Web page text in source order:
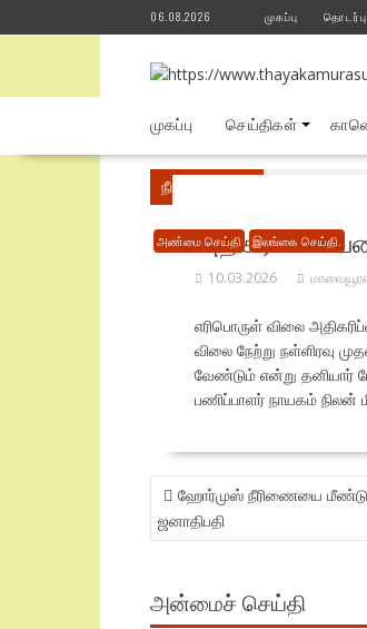
to
06.08.2026 முகப்பு
முகப்பு செய்திகள்
நீங்கள் இங்கே
அண்மை செய்தி இலங்கை செய்தி.
அதிகரிக்க
10.03.2026
எரிபொருள் விலை
விலை நேற்று நள்ளிரவு
வேண்டும் என்று தனியார்
பணிப்பாளர் நாயகம் நிலன்
POST
NAVIGATION
ஹோர்முஸ் நீரிணையை
ஜனாதிபதி
அன்மைச் செய்தி